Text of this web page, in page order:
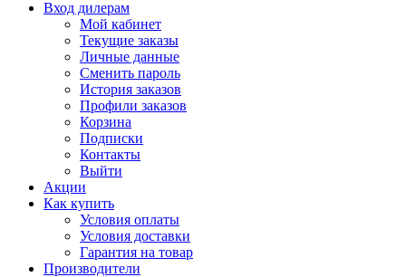
Вход дилерам
Мой кабинет
Текущие заказы
Личные данные
Сменить пароль
История заказов
Профили заказов
Корзина
Подписки
Контакты
Выйти
Акции
Как купить
Условия оплаты
Условия доставки
Гарантия на товар
Производители